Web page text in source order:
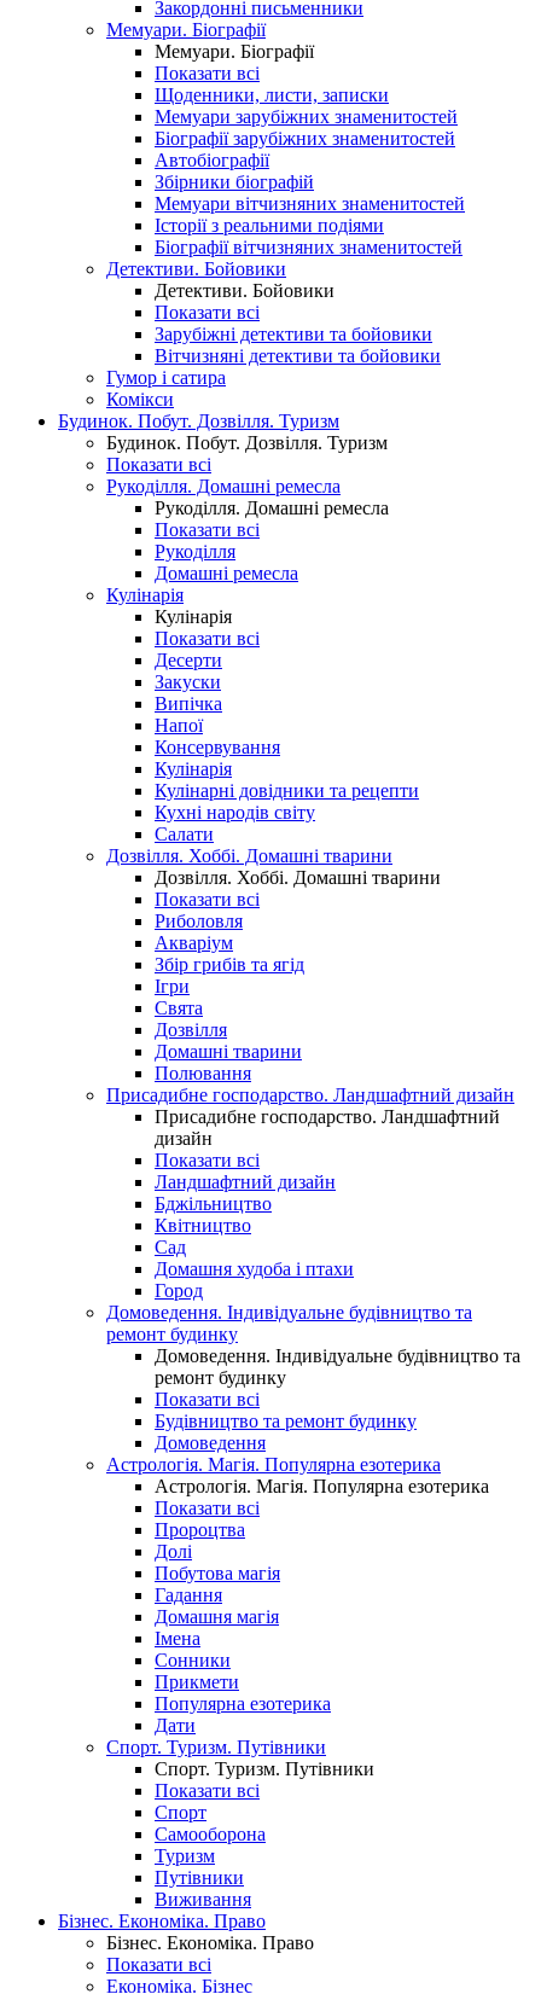
Закордонні письменники
Мемуари. Біографії
Мемуари. Біографії
Показати всі
Щоденники, листи, записки
Мемуари зарубіжних знаменитостей
Біографії зарубіжних знаменитостей
Автобіографії
Збірники біографій
Мемуари вітчизняних знаменитостей
Історії з реальними подіями
Біографії вітчизняних знаменитостей
Детективи. Бойовики
Детективи. Бойовики
Показати всі
Зарубіжні детективи та бойовики
Вітчизняні детективи та бойовики
Гумор і сатира
Комікси
Будинок. Побут. Дозвілля. Туризм
Будинок. Побут. Дозвілля. Туризм
Показати всі
Рукоділля. Домашні ремесла
Рукоділля. Домашні ремесла
Показати всі
Рукоділля
Домашні ремесла
Кулінарія
Кулінарія
Показати всі
Десерти
Закуски
Випічка
Напої
Консервування
Кулінарія
Кулінарні довідники та рецепти
Кухні народів світу
Салати
Дозвілля. Хоббі. Домашні тварини
Дозвілля. Хоббі. Домашні тварини
Показати всі
Риболовля
Акваріум
Збір грибів та ягід
Ігри
Свята
Дозвілля
Домашні тварини
Полювання
Присадибне господарство. Ландшафтний дизайн
Присадибне господарство. Ландшафтний
дизайн
Показати всі
Ландшафтний дизайн
Бджільництво
Квітництво
Сад
Домашня худоба і птахи
Город
Домоведення. Індивідуальне будівництво та
ремонт будинку
Домоведення. Індивідуальне будівництво та
ремонт будинку
Показати всі
Будівництво та ремонт будинку
Домоведення
Астрологія. Магія. Популярна езотерика
Астрологія. Магія. Популярна езотерика
Показати всі
Пророцтва
Долі
Побутова магія
Гадання
Домашня магія
Імена
Сонники
Прикмети
Популярна езотерика
Дати
Спорт. Туризм. Путівники
Спорт. Туризм. Путівники
Показати всі
Спорт
Самооборона
Туризм
Путівники
Виживання
Бізнес. Економіка. Право
Бізнес. Економіка. Право
Показати всі
Економіка. Бізнес